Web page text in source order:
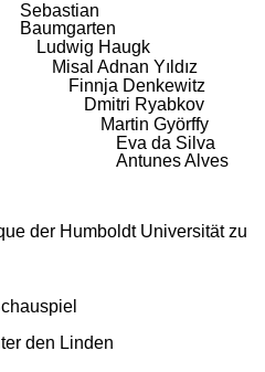
Sebastian
Baumgarten
Ludwig Haugk
Misal Adnan Yıldız
Finnja Denkewitz
Dmitri Ryabkov
Martin Györffy
Eva da Silva
Antunes Alves
der Humboldt Universität zu
den Linden